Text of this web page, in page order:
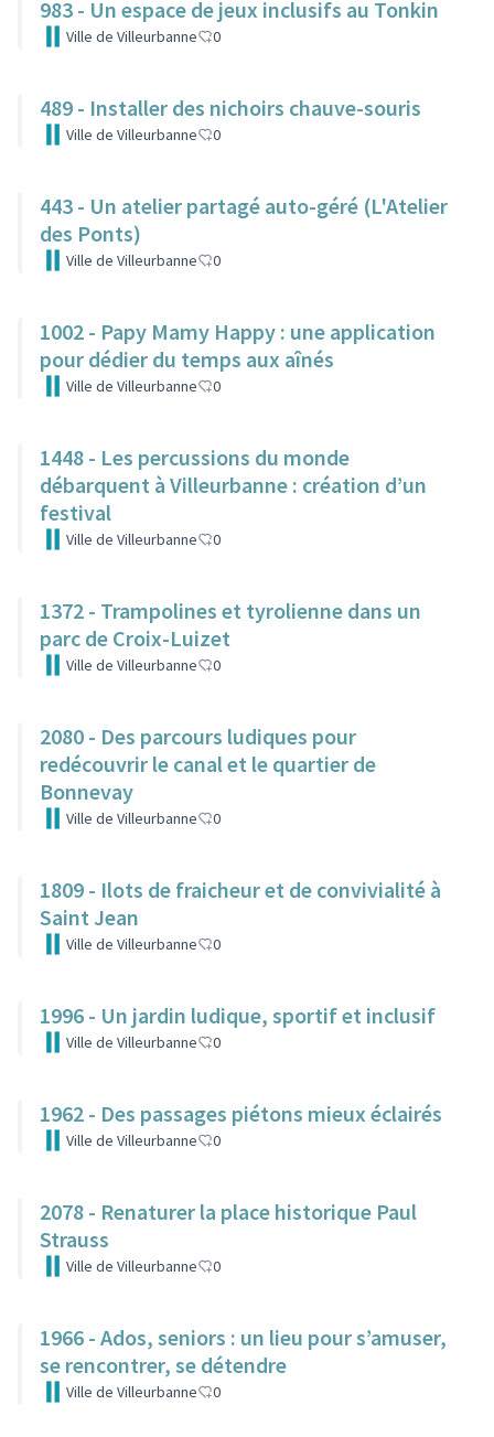
983 - Un espace de jeux inclusifs au Tonkin
Ville de Villeurbanne 0
489 - Installer des nichoirs chauve-souris
Ville de Villeurbanne 0
443 - Un atelier partagé auto-géré (L'Atelier
des Ponts)
Ville de Villeurbanne 0
1002 - Papy Mamy Happy : une application
pour dédier du temps aux aînés
Ville de Villeurbanne 0
1448 - Les percussions du monde
débarquent à Villeurbanne : création d’un
festival
Ville de Villeurbanne 0
1372 - Trampolines et tyrolienne dans un
parc de Croix-Luizet
Ville de Villeurbanne 0
2080 - Des parcours ludiques pour
redécouvrir le canal et le quartier de
Bonnevay
Ville de Villeurbanne 0
1809 - Ilots de fraicheur et de convivialité à
Saint Jean
Ville de Villeurbanne 0
1996 - Un jardin ludique, sportif et inclusif
Ville de Villeurbanne 0
1962 - Des passages piétons mieux éclairés
Ville de Villeurbanne 0
2078 - Renaturer la place historique Paul
Strauss
Ville de Villeurbanne 0
1966 - Ados, seniors : un lieu pour s’amuser,
se rencontrer, se détendre
Ville de Villeurbanne 0